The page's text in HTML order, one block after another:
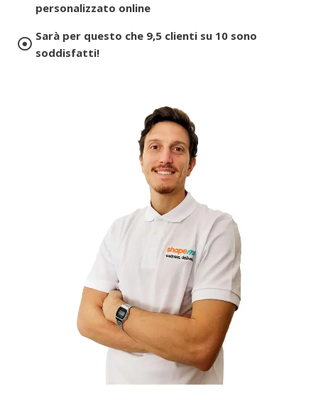
personalizzato online
Sarà per questo che 9,5 clienti su 10 sono
soddisfatti!